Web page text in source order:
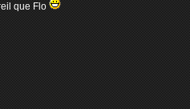
que Flo